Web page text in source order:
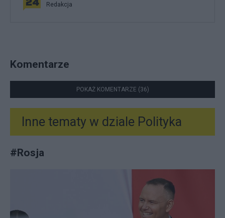
Redakcja
Komentarze
POKAŻ KOMENTARZE (36)
Inne tematy w dziale Polityka
#Rosja